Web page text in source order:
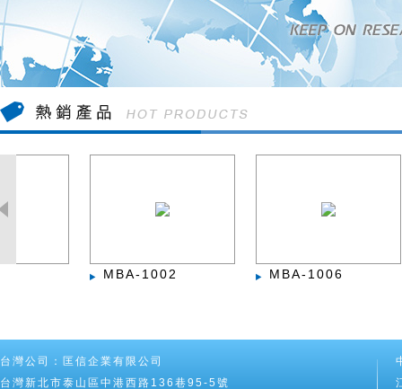
MBA-1002 MBA-1006
台灣公司：匡信企業有限公司
台灣新北市泰山區中港西路136巷95-5號